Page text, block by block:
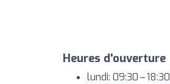
Heures d'ouverture
lundi: 09:30 – 18:30